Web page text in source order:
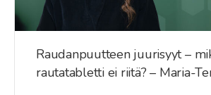
Raudanpuutteen juurisyyt –
rautatabletti ei riitä? – Maria-